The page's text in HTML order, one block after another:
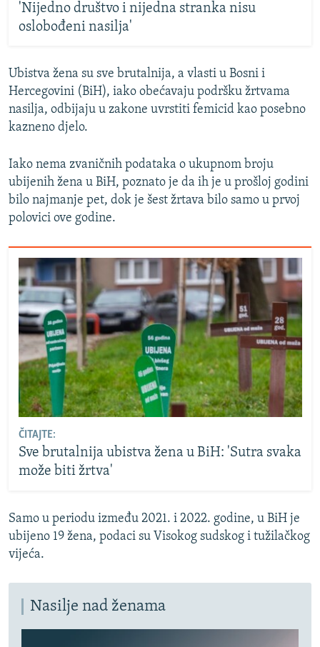
'Nijedno društvo i nijedna stranka nisu
oslobođeni nasilja'
Ubistva žena su sve brutalnija, a vlasti u Bosni i
Hercegovini (BiH), iako obećavaju podršku žrtvama
nasilja, odbijaju u zakone uvrstiti femicid kao posebno
kazneno djelo.
Iako nema zvaničnih podataka o ukupnom broju
ubijenih žena u BiH, poznato je da ih je u prošloj godini
bilo najmanje pet, dok je šest žrtava bilo samo u prvoj
polovici ove godine.
ČITAJTE:
Sve brutalnija ubistva žena u BiH: 'Sutra svaka
može biti žrtva'
Samo u periodu između 2021. i 2022. godine, u BiH je
ubijeno 19 žena, podaci su Visokog sudskog i tužilačkog
vijeća.
Nasilje nad ženama